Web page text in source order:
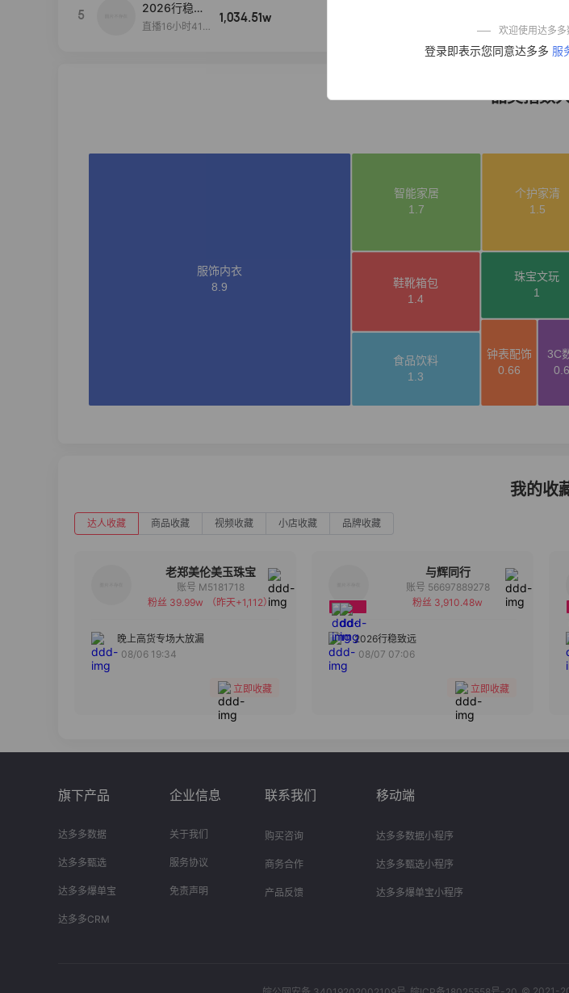
欢迎使用达多多
登录即表示您同意达多多 服
5
2026行稳致
远
直播16小时41
1,034.51w
*310g/袋红油麻
酱凉皮开袋即食
现做现发
品类指数
我的收
达人收藏 商品收藏 视频收藏 小店收藏 品牌收藏
老郑美伦美玉珠宝
备注
分组
账号 M5181718
粉丝 39.99w
（昨天+1,112）
晚上高货专场大放漏
08/06 19:34
立即收藏
与辉同行
备注
账号 56697889278
粉丝 3,910.48w
2026行稳致远
08/07 07:06
立即收藏
旗下产品
达多多数据
达多多甄选
达多多爆单宝
达多多CRM
企业信息
关于我们
服务协议
免责声明
联系我们
购买咨询
商务合作
产品反馈
移动端
达多多数据小程序
达多多甄选小程序
达多多爆单宝小程序